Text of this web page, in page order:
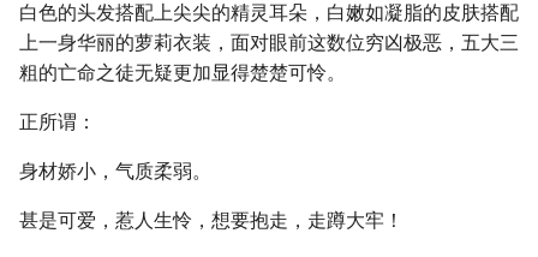
白色的头发搭配上尖尖的精灵耳朵，白嫩如凝脂的皮肤搭配
上一身华丽的萝莉衣装，面对眼前这数位穷凶极恶，五大三
粗的亡命之徒无疑更加显得楚楚可怜。
正所谓：
身材娇小，气质柔弱。
甚是可爱，惹人生怜，想要抱走，走蹲大牢！